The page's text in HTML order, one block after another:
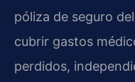
póliza de seguro
cubrir gastos
perdidos,